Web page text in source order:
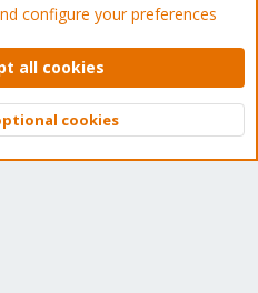
Forum - Light Mode
policy Help Home
© 2010-2026 XenForo Ltd.
Top
configure your preferences
all cookies
cookies